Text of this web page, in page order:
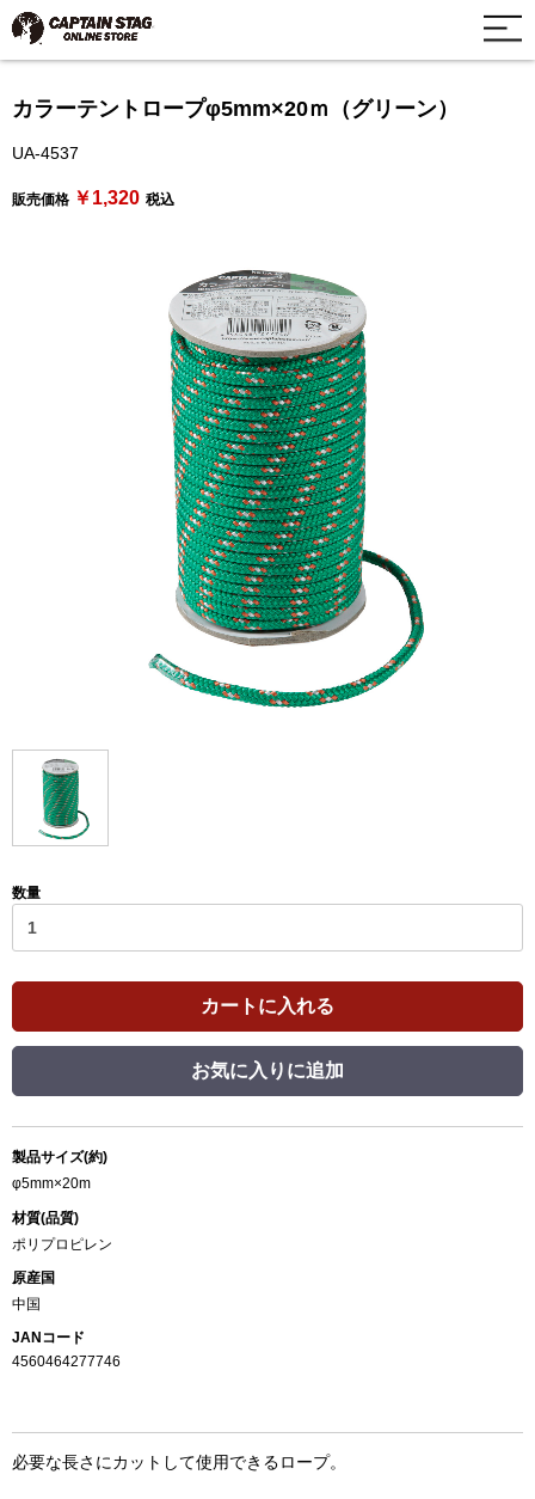
カラーテントロープφ5mm×20ｍ（グリーン）
UA-4537
販売価格 ￥1,320 税込
数量
カートに入れる
お気に入りに追加
製品サイズ(約)
φ5mm×20m
材質(品質)
ポリプロピレン
原産国
中国
JANコード
4560464277746
必要な長さにカットして使用できるロープ。